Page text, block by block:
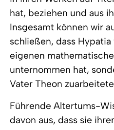
hat, beziehen und aus
Insgesamt können wir
schließen, dass
eigenen
unternommen hat,
Vater Theon
Führende Altertums-
davon aus, dass sie